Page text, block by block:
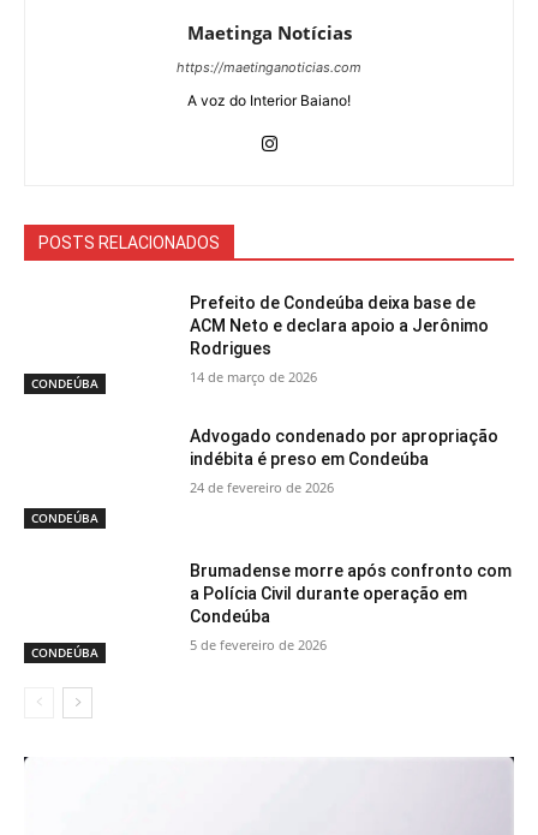
Maetinga Notícias
https://maetinganoticias.com
A voz do Interior Baiano!
POSTS RELACIONADOS
CONDEÚBA
Prefeito de Condeúba deixa base de
ACM Neto e declara apoio a Jerônimo
Rodrigues
14 de março de 2026
CONDEÚBA
Advogado condenado por apropriação
indébita é preso em Condeúba
24 de fevereiro de 2026
CONDEÚBA
Brumadense morre após confronto com
a Polícia Civil durante operação em
Condeúba
5 de fevereiro de 2026